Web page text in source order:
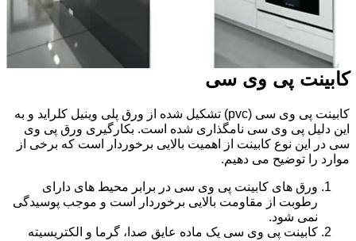
کابینت پی وی سی
کابینت پی وی سی (pvc) تشکیل شده از ورق پلی وینیل کلراید و به
این دلیل پی وی سی نامگذاری شده است. بکارگیری ورق پی وی
سی در این نوع کابینت از اهمیت بالایی برخوردار است که برخی از
موارد را توضیح می دهیم.
ورق های کابینت پی وی سی در برابر محیط های دارای
رطوبت از مقاومت بالایی برخوردار است و موجب پوسیدگی
نمی شود.
کابینت پی وی سی یک ماده عایق صدا، گرما و الکتریسیته